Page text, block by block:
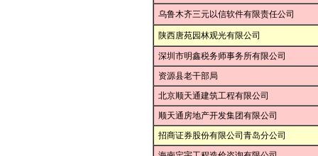
乌鲁木齐三元以信软件有限责任公司
陕西唐苑园林观光有限公司
深圳市明鑫税务师事务所有限公司
资源县老干部局
北京顺天通建筑工程有限公司
顺天通房地产开发集团有限公司
招商证券股份有限公司青岛分公司